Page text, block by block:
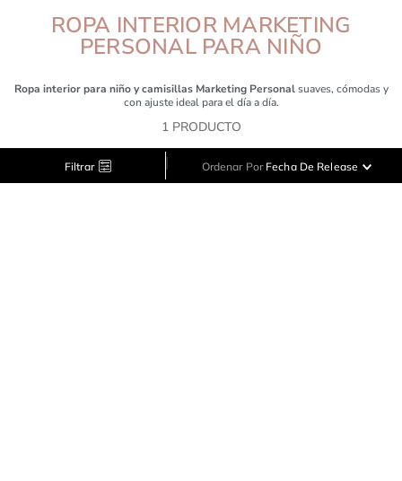
ROPA INTERIOR MARKETING
PERSONAL PARA NIÑO
Ropa interior para niño y camisillas Marketing Personalsuaves, cómodas y
con ajuste ideal para el día a día.
1 PRODUCTO
Filtrar | Ordenar Por Fecha De Release